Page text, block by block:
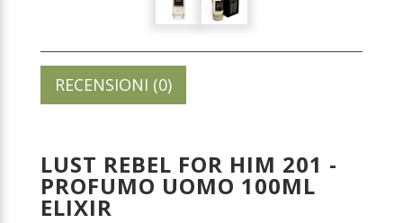
RECENSIONI (0)
LUST REBEL FOR HIM 201 -
PROFUMO UOMO 100ML
ELIXIR